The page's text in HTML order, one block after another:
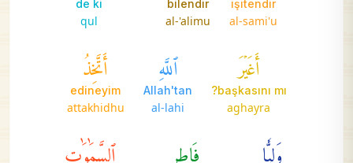
işitendir
al-sami'u
bilendir
al-'alimu
de ki
qul
أَغَيۡرَ
başkasını mı?
aghayra
ٱللَّهِ
Allah'tan
al-lahi
أَتَّخِذُ
edineyim
attakhidhu
وَلِيّٗا فَاطِرِ ٱلسَّمَٰوَٰتِ